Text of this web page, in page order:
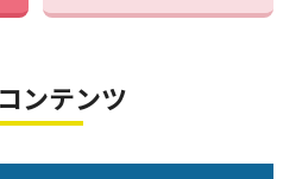
ンテンツ